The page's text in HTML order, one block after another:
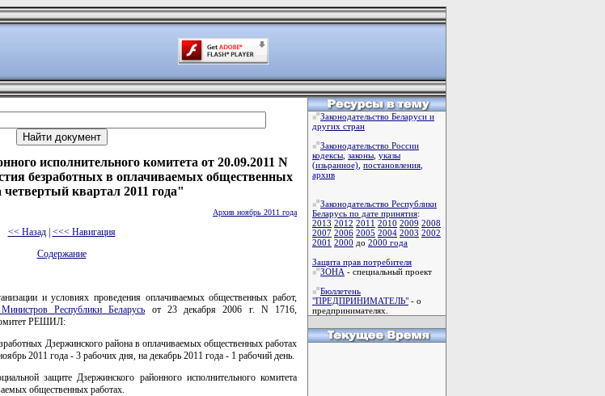
исполнительного комитета от 20.09.2011 N
безработных в оплачиваемых общественных
четвертый квартал 2011 года"
Архив ноябрь 2011 года
<< Назад| <<< Навигация
Содержание
и условиях проведения оплачиваемых общественных работ,
Республики Беларусь от 23 декабря 2006 г. N 1716,
РЕШИЛ:
Дзержинского района в оплачиваемых общественных работах
2011 года - 3 рабочих дня, на декабрь 2011 года - 1 рабочий день.
защите Дзержинского районного исполнительного комитета
общественных работах.
Законодательство Беларуси и
других стран
Законодательство России
кодексы законы указы
(изьранное) постановления
архив
Законодательство Республики
Беларусь по дате принятия:
2013 2012 2011 2010 2009 2008
2007 2006 2005 2004 2003 2002
2001 2000 до 2000 года
Защита прав потребителя
ЗОНА - специальный проект
Бюллетень
"ПРЕДПРИНИМАТЕЛЬ" - о
предпринимателях.